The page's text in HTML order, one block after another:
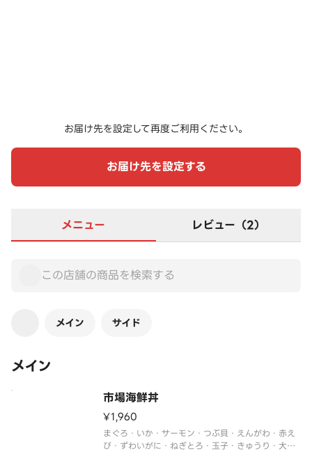
お届け先を設定して再度ご利用ください。
お届け先を設定する
メニュー レビュー（2）
メイン サイド
メイン
市場海鮮丼
¥1,960
まぐろ・いか・サーモン・つぶ貝・えんがわ・赤え
び・ずわいがに・ねぎとろ・玉子・きゅうり・大